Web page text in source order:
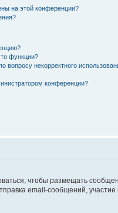
на этой конференции?
функции?
вопросу некорректного
конференции?
чтобы размещать
email-сообщений, участие